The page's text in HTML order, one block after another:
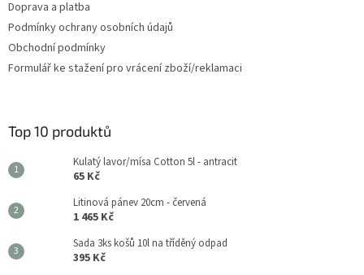
Doprava a platba
Podmínky ochrany osobních údajů
Obchodní podmínky
Formulář ke stažení pro vrácení zboží/reklamaci
Top 10 produktů
Kulatý lavor/mísa Cotton 5l - antracit
65 Kč
Litinová pánev 20cm - červená
1 465 Kč
Sada 3ks košů 10l na tříděný odpad
395 Kč